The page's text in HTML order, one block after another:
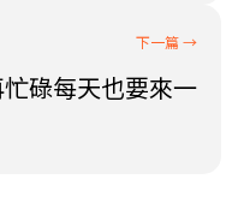
碌每天也要來一